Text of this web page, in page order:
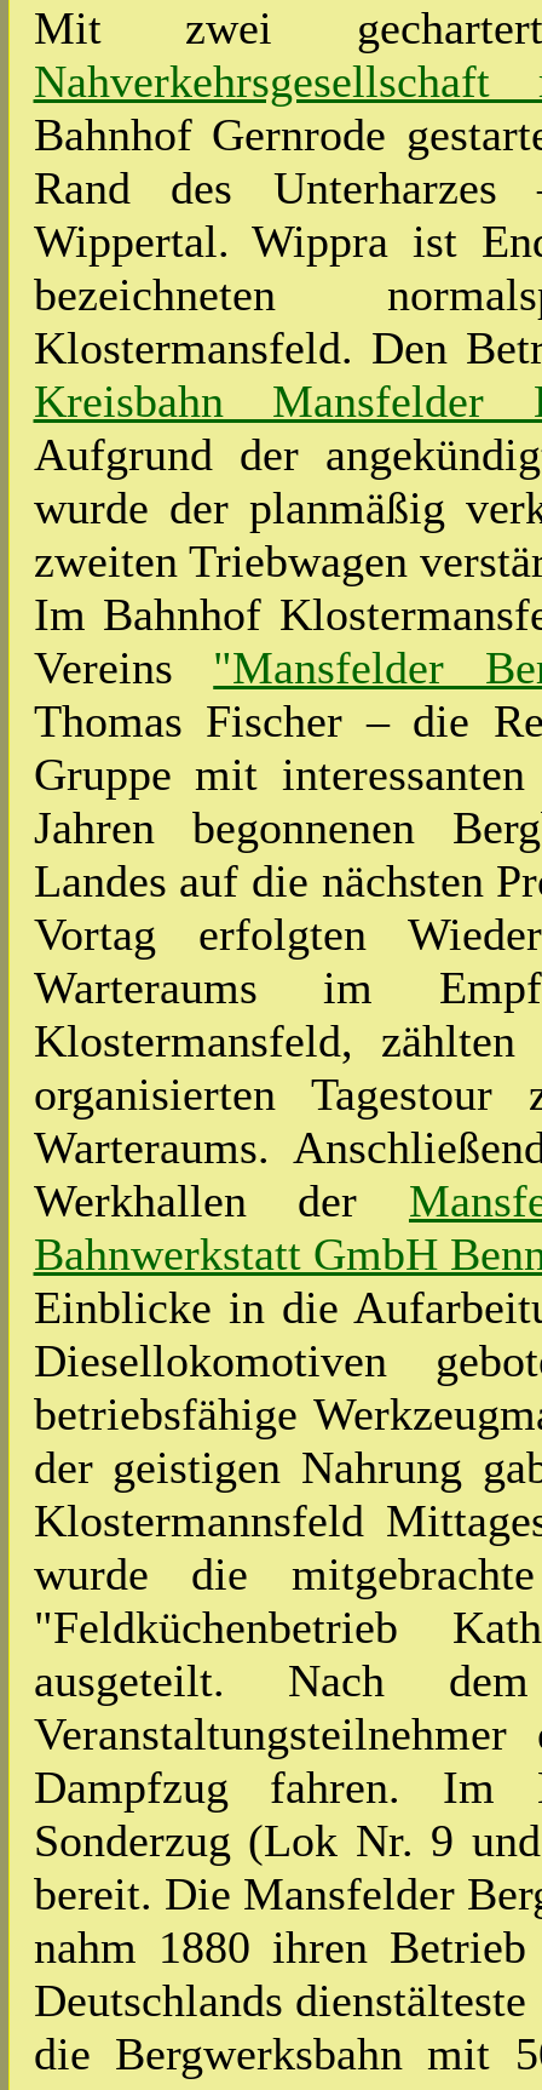
Mit zwei
Bahnhof Gernrode
Rand des
Wippertal. Wippra ist
bezeichneten
Klostermansfeld. Den
Kreisbahn
Aufgrund der
wurde der planmäßig
zweiten Triebwagen
Im Bahnhof
Vereins "Mansfelder
Thomas Fischer – die
Gruppe mit
Jahren begonnenen
Landes auf die nächsten
Vortag erfolgten
Warteraums im
Klostermansfeld,
organisierten
Warteraums.
Werkhallen der
Bahnwerkstatt GmbH
Einblicke in die
Diesellokomotiven
betriebsfähige
der geistigen Nahrung
Klostermannsfeld
wurde die
"Feldküchenbetrieb
ausgeteilt. Nach
Dampfzug fahren. Im
Sonderzug (Lok Nr. 9
bereit. Die Mansfelder
nahm 1880 ihren
Deutschlands
die Bergwerksbahn mit